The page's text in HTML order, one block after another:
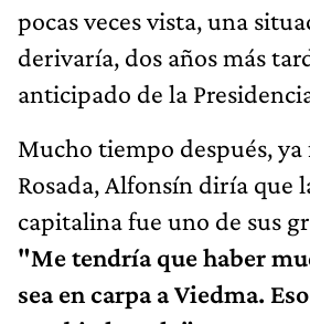
pocas veces vista, una
derivaría, dos años más
anticipado de la
Mucho tiempo después, ya
Rosada, Alfonsín diría que
capitalina fue uno de sus
"Me tendría que haber
sea en carpa a Viedma.